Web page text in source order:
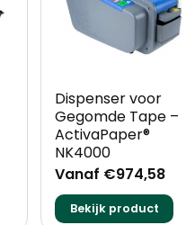
Dispenser voor
Gegomde Tape –
ActivaPaper®
NK4000
Vanaf €974,58
Bekijk product